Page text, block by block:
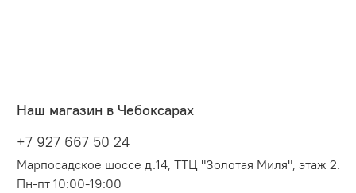
Наш магазин в Чебоксарах
+7 927 667 50 24
Марпосадское шоссе д.14, ТТЦ "Золотая Миля", этаж 2.
Пн-пт 10:00-19:00